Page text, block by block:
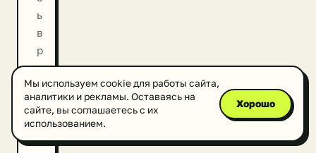
ь
в
р
а
з
ы
,
о
Мы используем cookie для работы сайта,
аналитики и рекламы. Оставаясь на
сайте, вы соглашаетесь с их
использованием.
Хорошо